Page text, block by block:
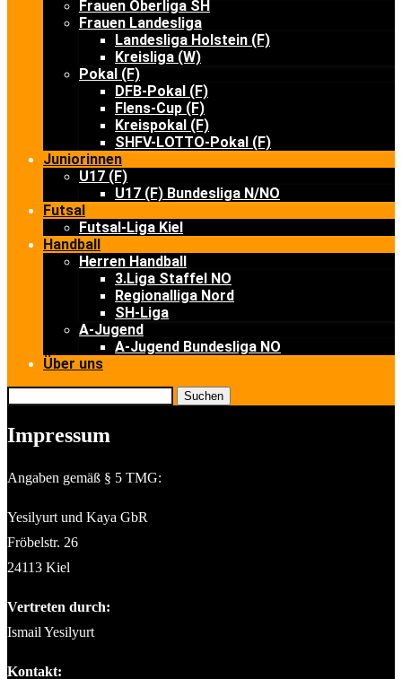
Frauen Oberliga SH
Frauen Landesliga
Landesliga Holstein (F)
Kreisliga (W)
Pokal (F)
DFB-Pokal (F)
Flens-Cup (F)
Kreispokal (F)
SHFV-LOTTO-Pokal (F)
Juniorinnen
U17 (F)
U17 (F) Bundesliga N/NO
Futsal
Futsal-Liga Kiel
Handball
Herren Handball
3.Liga Staffel NO
Regionalliga Nord
SH-Liga
A-Jugend
A-Jugend Bundesliga NO
Über uns
Suchen
Impressum
Angaben gemäß § 5 TMG:
Yesilyurt und Kaya GbR
Fröbelstr. 26
24113 Kiel
Vertreten durch:
Ismail Yesilyurt
Kontakt: